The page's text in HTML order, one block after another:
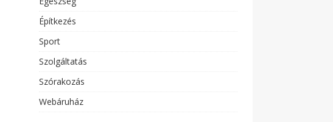
Építkezés
Sport
Szolgáltatás
Szórakozás
Webáruház